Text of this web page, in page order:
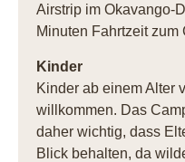
Airstrip im Okavango-
Minuten Fahrtzeit zum
Kinder
Kinder ab einem Alter
willkommen. Das
daher wichtig, dass
Blick behalten, da